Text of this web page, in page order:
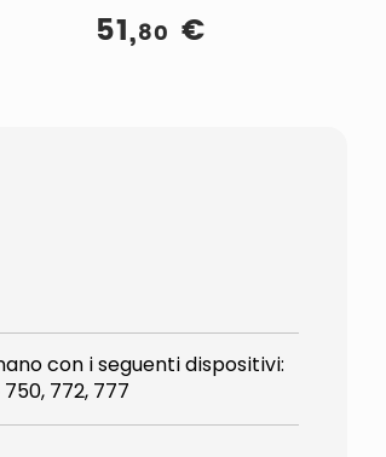
100 pagine, per
51,80 €
con i seguenti dispositivi:
772, 777